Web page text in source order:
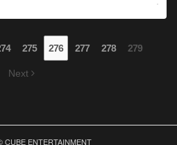
275 276 277 278 279
Next
CUBE ENTERTAINMENT